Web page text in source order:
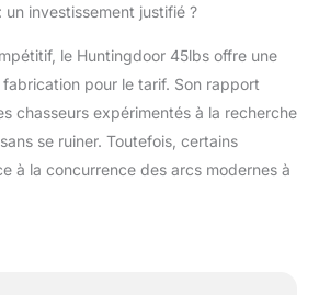
investissement justifié ?
le Huntingdoor 45lbs offre une
pour le tarif. Son rapport
chasseurs expérimentés à la recherche
se ruiner. Toutefois, certains
à la concurrence des arcs modernes à